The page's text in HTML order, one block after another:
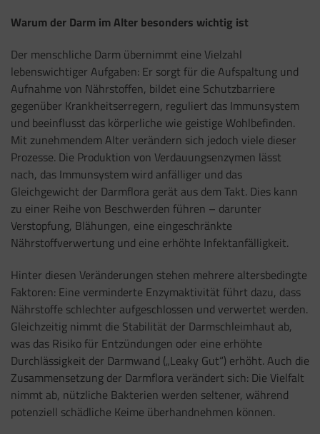
Warum der Darm im Alter besonders wichtig ist
Der menschliche Darm übernimmt eine Vielzahl
lebenswichtiger Aufgaben: Er sorgt für die Aufspaltung und
Aufnahme von Nährstoffen, bildet eine Schutzbarriere
gegenüber Krankheitserregern, reguliert das Immunsystem
und beeinflusst das körperliche wie geistige Wohlbefinden.
Mit zunehmendem Alter verändern sich jedoch viele dieser
Prozesse. Die Produktion von Verdauungsenzymen lässt
nach, das Immunsystem wird anfälliger und das
Gleichgewicht der Darmflora gerät aus dem Takt. Dies kann
zu einer Reihe von Beschwerden führen – darunter
Verstopfung, Blähungen, eine eingeschränkte
Nährstoffverwertung und eine erhöhte Infektanfälligkeit.
Hinter diesen Veränderungen stehen mehrere altersbedingte
Faktoren: Eine verminderte Enzymaktivität führt dazu, dass
Nährstoffe schlechter aufgeschlossen und verwertet werden.
Gleichzeitig nimmt die Stabilität der Darmschleimhaut ab,
was das Risiko für Entzündungen oder eine erhöhte
Durchlässigkeit der Darmwand („Leaky Gut“) erhöht. Auch die
Zusammensetzung der Darmflora verändert sich: Die Vielfalt
nimmt ab, nützliche Bakterien werden seltener, während
potenziell schädliche Keime überhandnehmen können.